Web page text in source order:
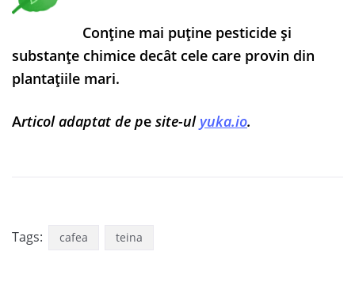
Conține mai puține pesticide și
substanțe chimice decât cele care provin din
plantațiile mari.
Articol adaptat de pe site-ul yuka.io.
Tags: cafea teina